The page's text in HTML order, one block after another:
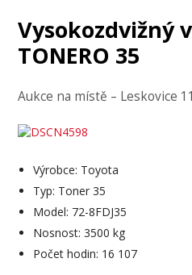
Vysokozdvižný
TONERO 35
Aukce na místě – Leskovice
Výrobce: Toyota
Typ: Toner 35
Model: 72-8FDJ35
Nosnost: 3500 kg
Počet hodin: 16 107